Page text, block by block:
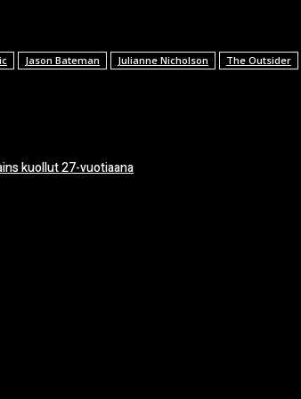
Jason Bateman Julianne Nicholson The Outsider
kuollut 27-vuotiaana